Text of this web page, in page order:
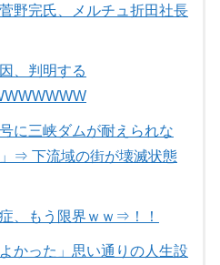
野完氏、メルチュ折田社長
、判明する
に三峡ダムが耐えられな
⇒ 下流域の街が壊滅状態
、もう限界ｗｗ⇒！！
かった」思い通りの人生設